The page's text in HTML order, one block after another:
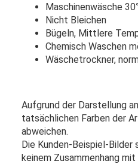
Maschinenwäsche 30°
Nicht Bleichen
Bügeln, Mittlere
Chemisch Waschen
Wäschetrockner,
Aufgrund der Darstellung
tatsächlichen Farben der
abweichen.
Die Kunden-Beispiel-Bilder
keinem Zusammenhang